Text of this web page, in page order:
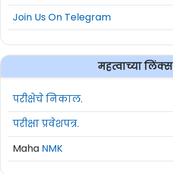
Join Us On Telegram
महत्वाच्या लिंक्स
परीक्षेचे निकाल.
परीक्षा प्रवेशपत्र.
Maha NMK